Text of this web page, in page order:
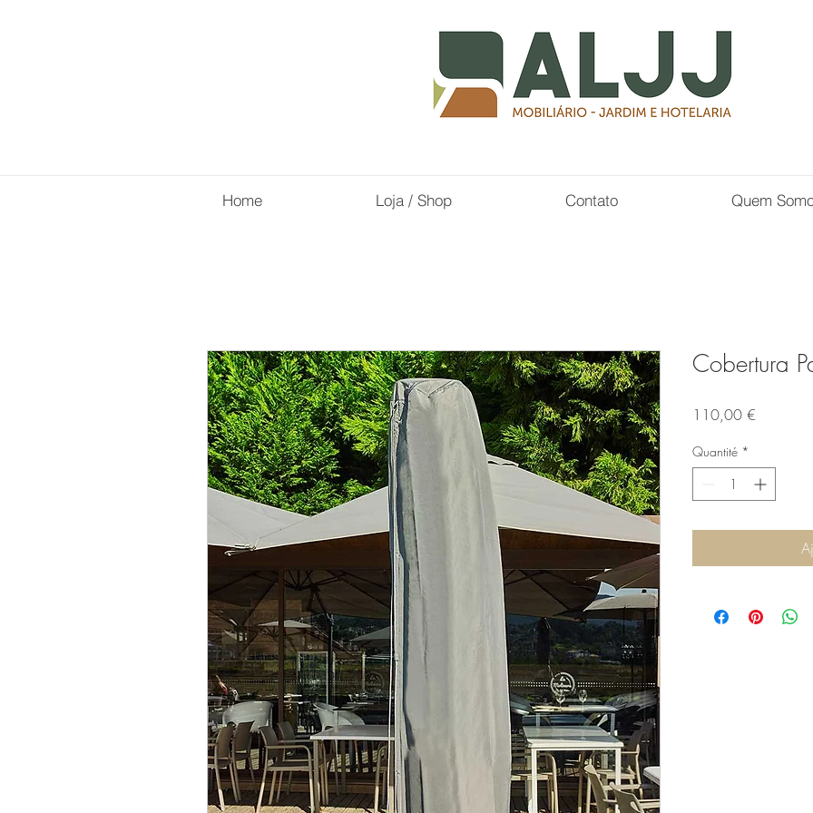
Home Loja / Shop Contato Quem
Cobertura
110,00 €Prix
Quantité *